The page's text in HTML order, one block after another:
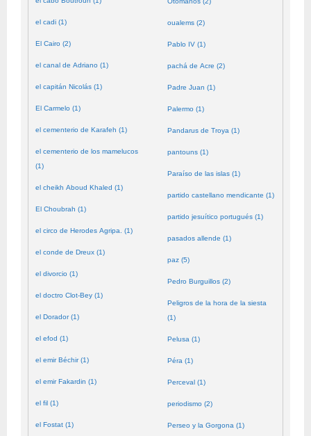
el cadi (1)
El Cairo (2)
el canal de Adriano (1)
el capitán Nicolás (1)
El Carmelo (1)
el cementerio de Karafeh (1)
el cementerio de los mamelucos
(1)
el cheikh Aboud Khaled (1)
El Choubrah (1)
el circo de Herodes Agripa. (1)
el conde de Dreux (1)
el divorcio (1)
el doctro Clot-Bey (1)
el Dorador (1)
el efod (1)
el emir Béchir (1)
el emir Fakardin (1)
el fil (1)
el Fostat (1)
oualems (2)
Pablo IV (1)
pachá de Acre (2)
Padre Juan (1)
Palermo (1)
Pandarus de Troya (1)
pantouns (1)
Paraíso de las islas (1)
partido castellano mendicante (1)
partido jesuítico portugués (1)
pasados allende (1)
paz (5)
Pedro Burguillos (2)
Peligros de la hora de la siesta
(1)
Pelusa (1)
Péra (1)
Perceval (1)
periodismo (2)
Perseo y la Gorgona (1)